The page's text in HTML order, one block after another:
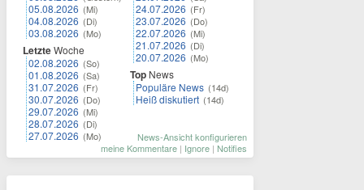
05.08.2026 (Mi)
04.08.2026 (Di)
03.08.2026 (Mo)
LetzteWoche
02.08.2026 (So)
01.08.2026 (Sa)
31.07.2026 (Fr)
30.07.2026 (Do)
29.07.2026 (Mi)
28.07.2026 (Di)
27.07.2026 (Mo)
24.07.2026 (Fr)
23.07.2026 (Do)
22.07.2026 (Mi)
21.07.2026 (Di)
20.07.2026 (Mo)
Top News
Populäre News (14d)
Heiß diskutiert (14d)
News-Ansicht konfigurieren
meine Kommentare | Ignore | Notifies